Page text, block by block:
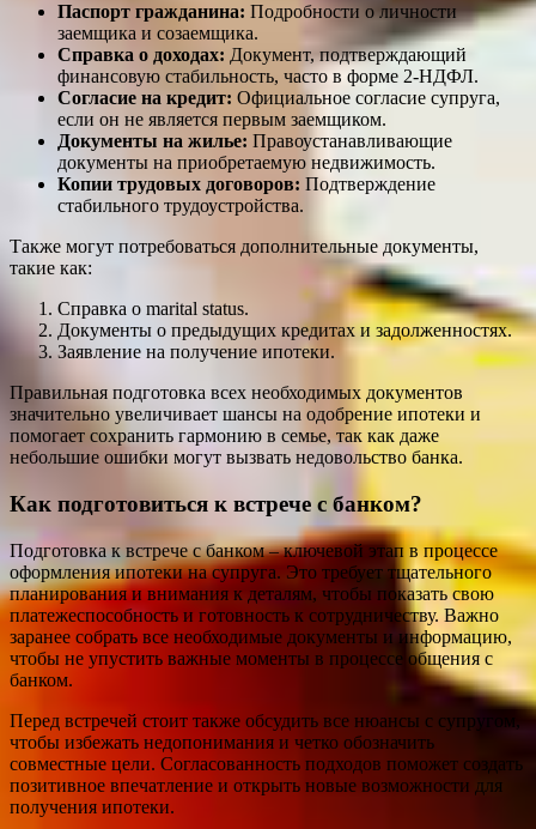
Паспорт гражданина: Подробности о личности
заемщика и созаемщика.
Справка о доходах: Документ, подтверждающий
финансовую стабильность, часто в форме 2-НДФЛ.
Согласие на кредит: Официальное согласие супруга,
если он не является первым заемщиком.
Документы на жилье: Правоустанавливающие
документы на приобретаемую недвижимость.
Копии трудовых договоров: Подтверждение
стабильного трудоустройства.
Также могут потребоваться дополнительные документы,
такие как:
Справка о marital status.
Документы о предыдущих кредитах и задолженностях.
Заявление на получение ипотеки.
Правильная подготовка всех необходимых документов
значительно увеличивает шансы на одобрение ипотеки и
помогает сохранить гармонию в семье, так как даже
небольшие ошибки могут вызвать недовольство банка.
Как подготовиться к встрече с банком?
Подготовка к встрече с банком – ключевой этап в процессе
оформления ипотеки на супруга. Это требует тщательного
планирования и внимания к деталям, чтобы показать свою
платежеспособность и готовность к сотрудничеству. Важно
заранее собрать все необходимые документы и информацию,
чтобы не упустить важные моменты в процессе общения с
банком.
Перед встречей стоит также обсудить все нюансы с супругом,
чтобы избежать недопонимания и четко обозначить
совместные цели. Согласованность подходов поможет создать
позитивное впечатление и открыть новые возможности для
получения ипотеки.